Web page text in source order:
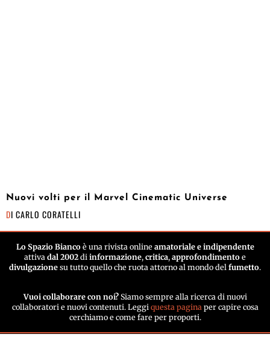
Nuovi volti per il Marvel Cinematic Universe
DI CARLO CORATELLI
Lo Spazio Biancoè una rivista online amatoriale e indipendente
attiva dal 2002 di informazione, critica, approfondimento e
divulgazione su tutto quello che ruota attorno al mondo del fumetto.
Vuoi collaborare con noi? Siamo sempre alla ricerca di nuovi
collaboratori e nuovi contenuti. Leggi questa pagina per capire cosa
cerchiamo e come fare per proporti.